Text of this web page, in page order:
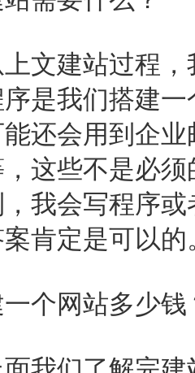
上文建站过程
是我们搭建
还会用到企
这些不是必
我会写程序
肯定是可以的
个网站多少钱